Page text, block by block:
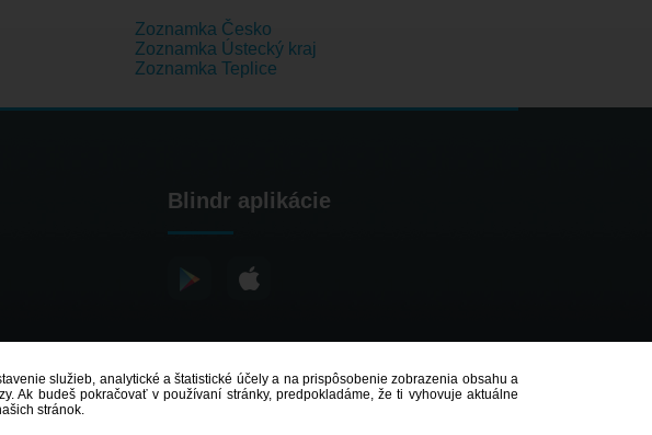
Zoznamka Česko
Zoznamka Ústecký kraj
Zoznamka Teplice
Blindr aplikácie
služieb, analytické a štatistické účely a na prispôsobenie zobrazenia obsahu a
Ak budeš pokračovať v používaní stránky, predpokladáme, že ti vyhovuje aktuálne
stránok.